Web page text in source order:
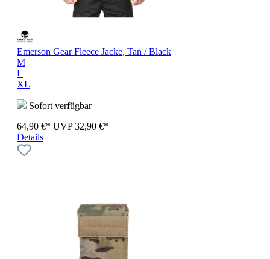
Emerson Gear Fleece Jacke, Tan / Black
M
L
XL
Sofort verfügbar
64,90 €* UVP 32,90 €*
Details